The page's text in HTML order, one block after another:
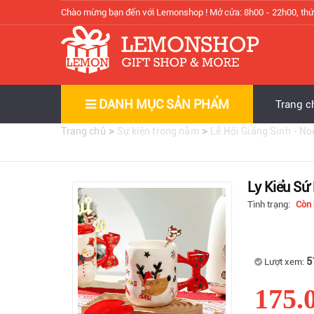
Chào mừng bạn đến với Lemonshop ! Mở cửa: 8h00 - 22h00,
DANH MỤC SẢN PHẨM Trang
Trang chủ > Sự kiện trong năm > Lễ Hội Giáng Sinh -
Ly Kiểu
Tình trạng: Còn
Lượt xem: